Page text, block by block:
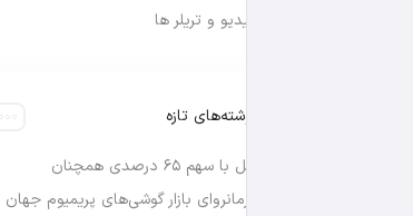
ویدیو و تریلر ها
نوشته‌های تازه
اپل با سهم ۶۵ درصدی همچنان
فرمانروای بازار گوشی‌های پریمیوم جهان